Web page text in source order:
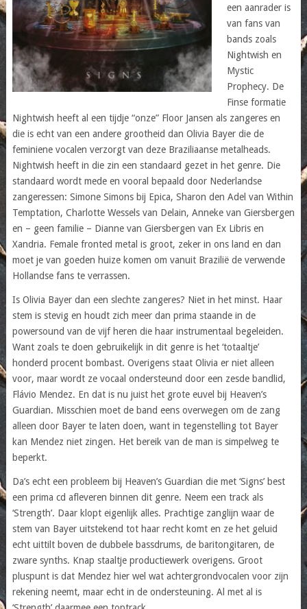
een aanrader is
van fans van
bands zoals
Nightwish en
Mystic
Prophecy. De
Finse formatie
Nightwish heeft al een tijdje “onze” Floor Jansen als zangeres en
die is echt van een andere grootheid dan Olivia Bayer die de
feminiene vocalen verzorgt van deze Braziliaanse metalheads.
Nightwish heeft in die zin een standaard gezet in het genre. Die
standaard wordt mede en vooral bepaald door Nederlandse
zangeressen: Simone Simons bij Epica, Sharon den Adel van Within
Temptation, Charlotte Wessels van Delain, Anneke van Giersbergen
en – geen familie – Dianne van Giersbergen van Ex Libris en
Xandria. Female fronted metal is groot, zeker in ons land en dan
moet je van goeden huize komen om vanuit Brazilië de verwende
Hollandse fans te verrassen.
Is Olivia Bayer dan een slechte zangeres? Niet in het minst. Haar
stem is stevig en houdt zich meer dan prima staande in de
powersound van de vijf heren die haar instrumentaal begeleiden.
Want zoals te doen gebruikelijk in dit genre is het ‘totaaltje’
honderd procent bombast. Overigens staat Olivia er niet alleen
voor, maar wordt ze vocaal ondersteund door een zesde bandlid,
Flávio Mendez. En dat is nu juist het grote euvel bij Heaven’s
Guardian. Misschien moet de band eens overwegen om de zang
alleen door Bayer te laten doen, want in tegenstelling tot Bayer
kan Mendez niet zingen. Het bereik van de man is simpelweg te
beperkt.
Da’s echt een probleem bij Heaven’s Guardian die met ‘Signs’ best
een prima cd afleveren binnen dit genre. Neem een track als
‘Strength’. Daar klopt eigenlijk alles. Prachtige zanglijn waar de
stem van Bayer uitstekend tot haar recht komt en ze het geluid
echt uittilt boven de dubbele bassdrums, de baritongitaren, de
zware synths. Knap staaltje productiewerk overigens. Groot
pluspunt is dat Mendez hier wel wat achtergrondvocalen voor zijn
rekening neemt, maar echt in de ondersteuning. Al met al is